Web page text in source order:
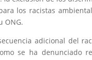
los racistas
ONG.
adicional del
se ha denunciado